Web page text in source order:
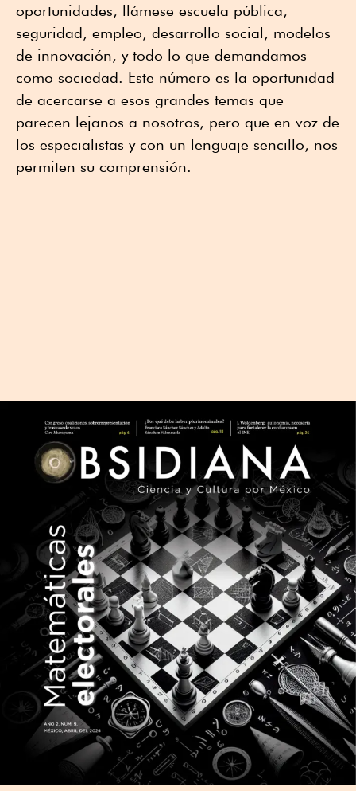
oportunidades, llámese escuela pública,
seguridad, empleo, desarrollo social, modelos
de innovación, y todo lo que demandamos
como sociedad. Este número es la oportunidad
de acercarse a esos grandes temas que
parecen lejanos a nosotros, pero que en voz de
los especialistas y con un lenguaje sencillo, nos
permiten su comprensión.